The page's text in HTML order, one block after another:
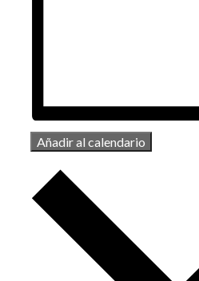
Añadir al calendario